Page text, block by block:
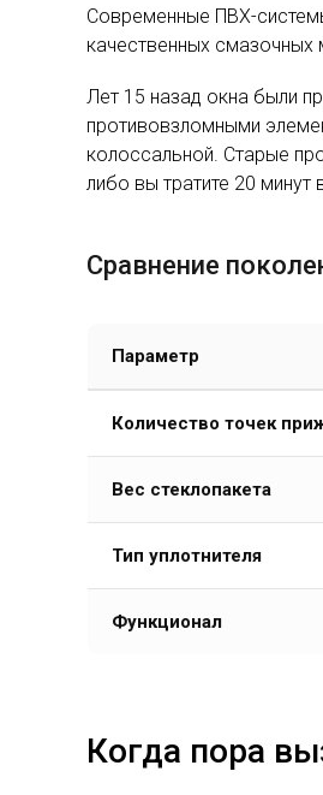
Современные ПВХ-
качественных смазочных
Лет 15 назад окна были
противовзломными
колоссальной. Старые
либо вы тратите 20
Сравнение
Параметр
Количество точек
Вес стеклопакета
Тип уплотнителя
Функционал
Когда пора